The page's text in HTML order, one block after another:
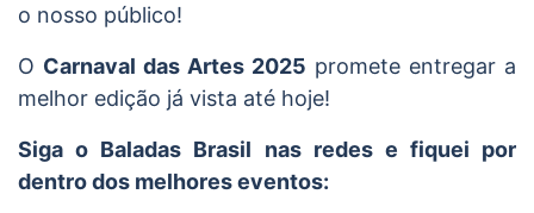
o nosso público!
O Carnaval das Artes 2025 promete entregar a
melhor edição já vista até hoje!
Siga o Baladas Brasil nas redes e fiquei por
dentro dos melhores eventos: